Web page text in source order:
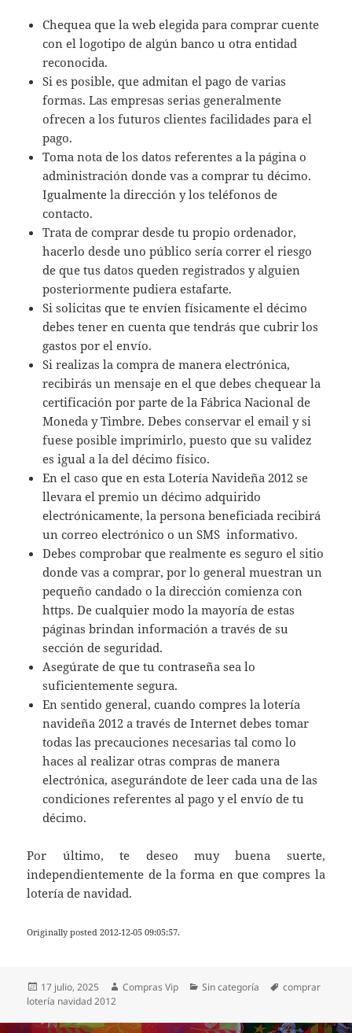
Chequea que la web elegida para comprar cuente
con el logotipo de algún banco u otra entidad
reconocida.
Si es posible, que admitan el pago de varias
formas. Las empresas serias generalmente
ofrecen a los futuros clientes facilidades para el
pago.
Toma nota de los datos referentes a la página o
administración donde vas a comprar tu décimo.
Igualmente la dirección y los teléfonos de
contacto.
Trata de comprar desde tu propio ordenador,
hacerlo desde uno público sería correr el riesgo
de que tus datos queden registrados y alguien
posteriormente pudiera estafarte.
Si solicitas que te envíen físicamente el décimo
debes tener en cuenta que tendrás que cubrir los
gastos por el envío.
Si realizas la compra de manera electrónica,
recibirás un mensaje en el que debes chequear la
certificación por parte de la Fábrica Nacional de
Moneda y Timbre. Debes conservar el email y si
fuese posible imprimirlo, puesto que su validez
es igual a la del décimo físico.
En el caso que en esta Lotería Navideña 2012 se
llevara el premio un décimo adquirido
electrónicamente, la persona beneficiada recibirá
un correo electrónico o un SMS informativo.
Debes comprobar que realmente es seguro el sitio
donde vas a comprar, por lo general muestran un
pequeño candado o la dirección comienza con
https. De cualquier modo la mayoría de estas
páginas brindan información a través de su
sección de seguridad.
Asegúrate de que tu contraseña sea lo
suficientemente segura.
En sentido general, cuando compres la lotería
navideña 2012 a través de Internet debes tomar
todas las precauciones necesarias tal como lo
haces al realizar otras compras de manera
electrónica, asegurándote de leer cada una de las
condiciones referentes al pago y el envío de tu
décimo.
Por último, te deseo muy buena suerte,
independientemente de la forma en que compres la
lotería de navidad.
Originally posted 2012-12-05 09:05:57.
Publicado
el
17 julio, 2025 Autor
Compras Vip Categorías
Sin categoría Etiquetas
comprar
lotería navidad 2012